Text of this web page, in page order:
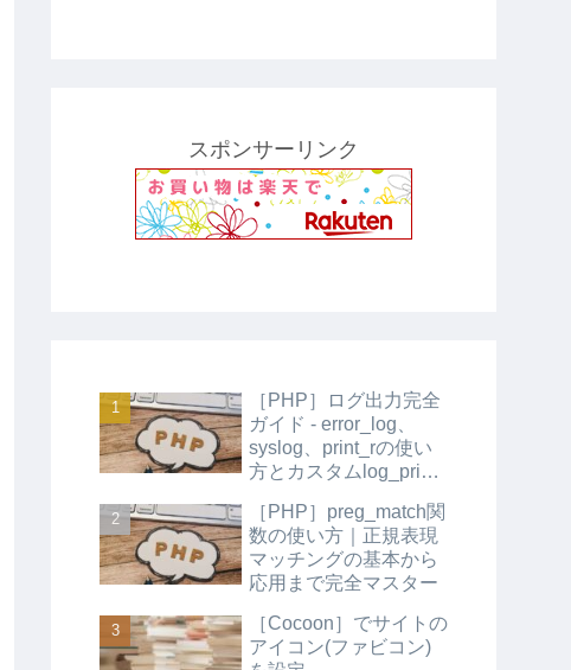
スポンサーリンク
［PHP］ログ出力完全
ガイド - error_log、
syslog、print_rの使い
方とカスタムlog_print
［PHP］preg_match関
数の使い方｜正規表現
マッチングの基本から
応用まで完全マスター
［Cocoon］でサイトの
アイコン(ファビコン)